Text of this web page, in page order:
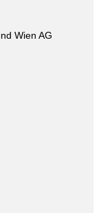
Wien AG